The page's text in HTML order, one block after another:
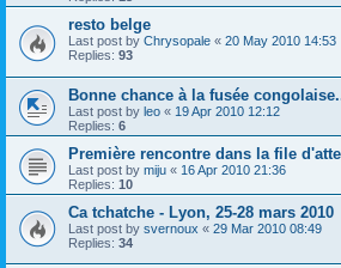
resto belge
Last post by Chrysopale « 20 May 2010 14:53
Replies: 93
Bonne chance à la fusée
Last post by leo « 19 Apr 2010 12:12
Replies: 6
Première rencontre dans la file
Last post by miju « 16 Apr 2010 21:36
Replies: 10
Ca tchatche - Lyon, 25-28 mars 2010
Last post by svernoux « 29 Mar 2010 08:49
Replies: 34